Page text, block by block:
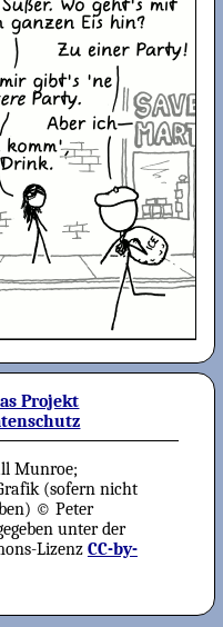
Projekt
Munroe;
(sofern nicht
© Peter
unter der
Lizenz CC-by-